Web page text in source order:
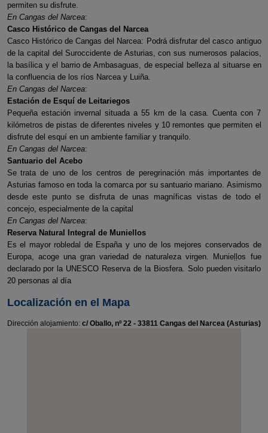
permiten su disfrute.
En Cangas del Narcea:
Casco Histórico de Cangas del Narcea
Casco Histórico de Cangas del Narcea: Podrá disfrutar del casco antiguo
de la capital del Suroccidente de Asturias, con sus numerosos palacios,
la basílica y el barrio de Ambasaguas, de especial belleza al situarse en
la confluencia de los ríos Narcea y Luiña.
En Cangas del Narcea:
Estación de Esquí de Leitariegos
Pequeña estación invernal situada a 55 km de la casa. Cuenta con 7
kilómetros de pistas de diferentes niveles y 10 remontes que permiten el
disfrute del esquí en un ambiente familiar y tranquilo.
En Cangas del Narcea:
Santuario del Acebo
Se trata de uno de los centros de peregrinación más importantes de
Asturias famoso en toda la comarca por su santuario mariano. Asimismo
desde este punto se disfruta de unas magníficas vistas de todo el
concejo, especialmente de la capital
En Cangas del Narcea:
Reserva Natural Integral de Muniellos
Es el mayor robledal de España y uno de los mejores conservados de
Europa, acoge una gran variedad de naturaleza virgen. Munieḷḷos fue
declarado por la UNESCO Reserva de la Biosfera. Solo pueden visitarlo
20 personas al día
Localización en el Mapa
Dirección alojamiento: c/ Oballo, nº 22 - 33811 Cangas del Narcea (Asturias)